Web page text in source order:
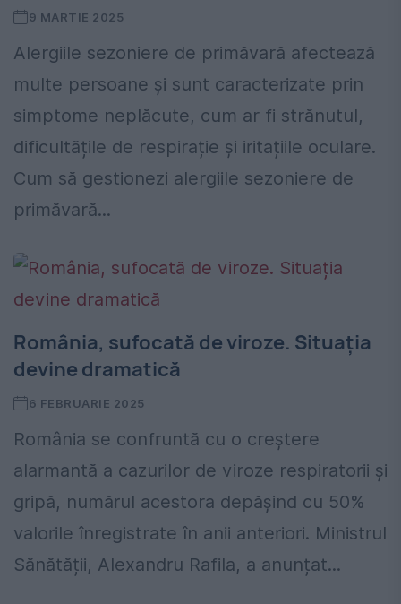
9 MARTIE 2025
Alergiile sezoniere de primăvară afectează
multe persoane și sunt caracterizate prin
simptome neplăcute, cum ar fi strănutul,
dificultățile de respirație și iritațiile oculare.
Cum să gestionezi alergiile sezoniere de
primăvară...
România, sufocată de viroze. Situația
devine dramatică
6 FEBRUARIE 2025
România se confruntă cu o creștere
alarmantă a cazurilor de viroze respiratorii și
gripă, numărul acestora depășind cu 50%
valorile înregistrate în anii anteriori. Ministrul
Sănătății, Alexandru Rafila, a anunțat...